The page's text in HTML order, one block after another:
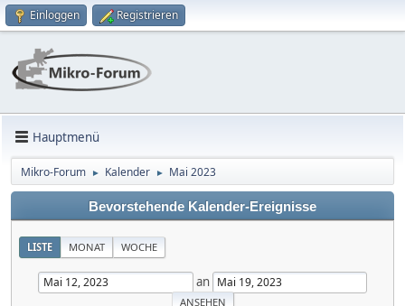
Einloggen Registrieren
Hauptmenü
Mikro-Forum ► Kalender ► Mai 2023
Bevorstehende Kalender-Ereignisse
LISTE MONAT WOCHE
an